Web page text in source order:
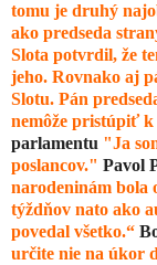
tomu je druhý
ako predseda
Slota potvrdil, že
jeho. Rovnako aj
Slotu. Pán
nemôže pristúpiť k
parlamentu "Ja
poslancov." Pavol
narodeninám bola
týždňov nato ako
povedal všetko.“
určite nie na úkor